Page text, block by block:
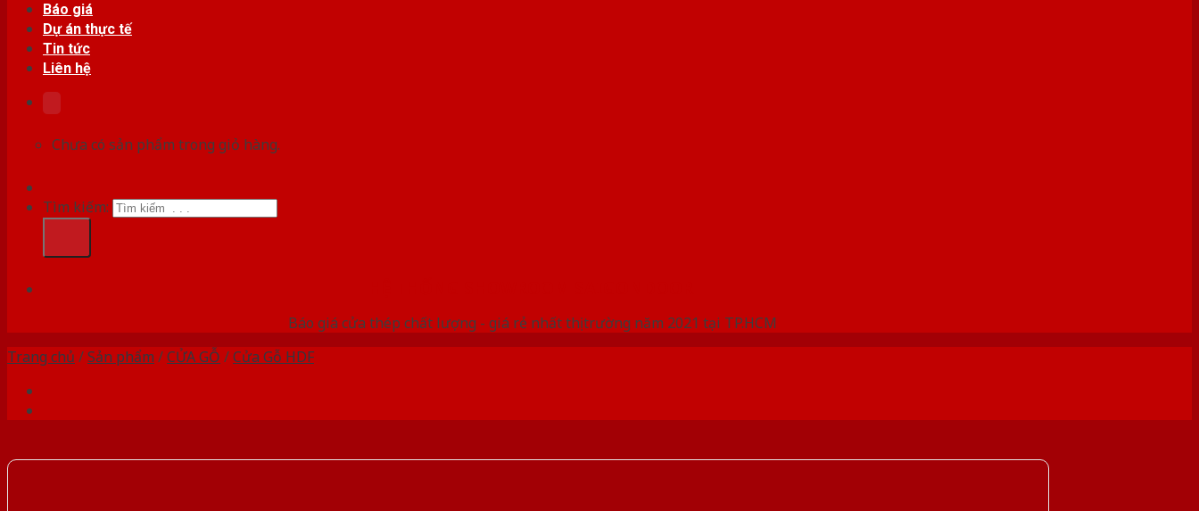
Báo giá
Dự án thực tế
Tin tức
Liên hệ
Chưa có sản phẩm trong giỏ hàng.
Tìm kiếm:
Báo giá cửa thép chất lượng - giá rẻ nhất thị trường năm 2021 tại TP.HCM
Trang chủ /Sản phẩm /CỬA GỖ /Cửa Gỗ HDF